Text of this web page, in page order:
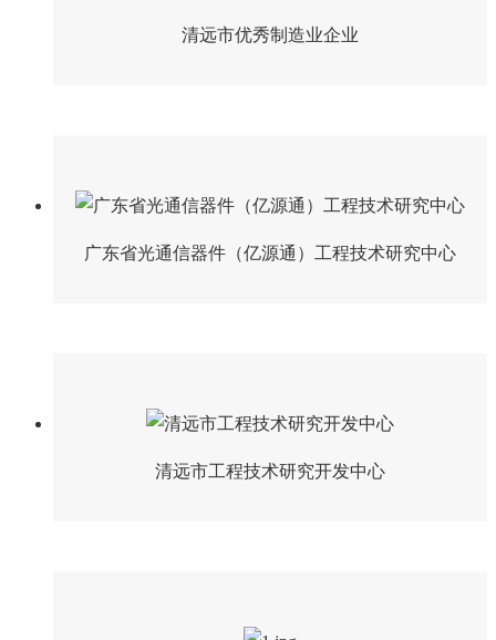
清远市优秀制造业企业
广东省光通信器件（亿源通）工程技术研究中心
清远市工程技术研究开发中心